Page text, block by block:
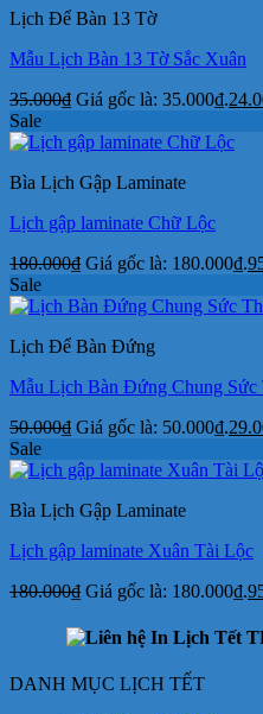
Lịch Để Bàn 13 Tờ
Mẫu Lịch Bàn 13 Tờ Sắc Xuân
35.000₫ Giá gốc là: 35.000₫.
Sale
Bìa Lịch Gập Laminate
Lịch gập laminate Chữ Lộc
180.000₫ Giá gốc là: 180.000₫.
Sale
Lịch Để Bàn Đứng
Mẫu Lịch Bàn Đứng Chung Sức
50.000₫ Giá gốc là: 50.000₫.
Sale
Bìa Lịch Gập Laminate
Lịch gập laminate Xuân Tài Lộc
180.000₫ Giá gốc là: 180.000₫.
DANH MỤC LỊCH TẾT